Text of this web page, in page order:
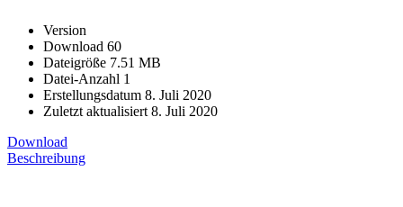
Version
Download 60
Dateigröße 7.51 MB
Datei-Anzahl 1
Erstellungsdatum 8. Juli 2020
Zuletzt aktualisiert8. Juli 2020
Download
Beschreibung